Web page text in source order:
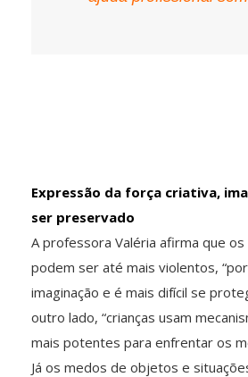
Expressão da força criativa,
ser preservado
A professora Valéria afirma que
podem ser até mais violentos,
imaginação e é mais difícil se
outro lado, “crianças usam
mais potentes para enfrentar os
Já os medos de objetos e